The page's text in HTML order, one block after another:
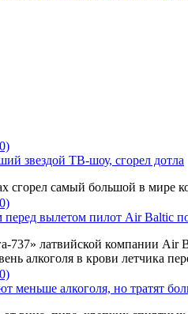
звездой ТВ-шоу, сгорел дотла
самый большой в мире
вылетом пилот Air Baltic
737» латвийской компании Air
алкоголя в крови летчика
меньше алкоголя, но тратят